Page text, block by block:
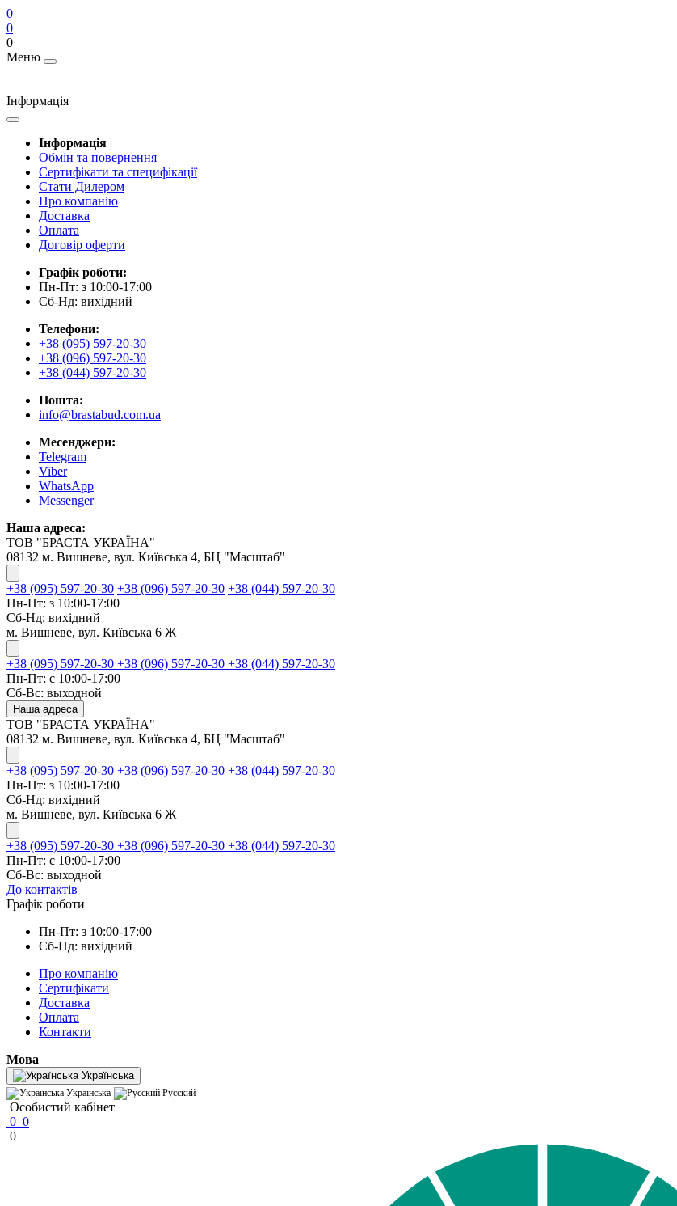
0
0
0
Меню
Інформація
Інформація
Обмін та повернення
Сертифікати та специфікації
Стати Дилером
Про компанію
Доставка
Оплата
Договір оферти
Графік роботи:
Пн-Пт: з 10:00-17:00
Сб-Нд: вихідний
Телефони:
+38 (095) 597-20-30
+38 (096) 597-20-30
+38 (044) 597-20-30
Пошта:
info@brastabud.com.ua
Месенджери:
Telegram
Viber
WhatsApp
Messenger
Наша адреса:
ТОВ "БРАСТА УКРАЇНА"
08132 м. Вишневе, вул. Київська 4, БЦ "Масштаб"
+38 (095) 597-20-30 +38 (096) 597-20-30 +38 (044) 597-20-30
Пн-Пт: з 10:00-17:00
Сб-Нд: вихідний
м. Вишневе, вул. Київська 6 Ж
+38 (095) 597-20-30 +38 (096) 597-20-30 +38 (044) 597-20-30
Пн-Пт: с 10:00-17:00
Сб-Вс: выходной
Наша адреса
ТОВ "БРАСТА УКРАЇНА"
08132 м. Вишневе, вул. Київська 4, БЦ "Масштаб"
+38 (095) 597-20-30 +38 (096) 597-20-30 +38 (044) 597-20-30
Пн-Пт: з 10:00-17:00
Сб-Нд: вихідний
м. Вишневе, вул. Київська 6 Ж
+38 (095) 597-20-30 +38 (096) 597-20-30 +38 (044) 597-20-30
Пн-Пт: с 10:00-17:00
Сб-Вс: выходной
До контактів
Графік роботи
Пн-Пт: з 10:00-17:00
Сб-Нд: вихідний
Про компанію
Сертифікати
Доставка
Оплата
Контакти
Мова
Українська
Українська Русский
Особистий кабінет
0 0
0